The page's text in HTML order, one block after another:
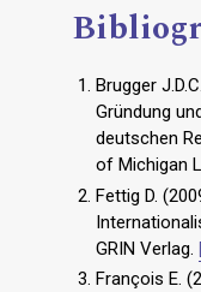
Brugger
Gründung
deutschen
of Michigan
Fettig D.
GRIN Verlag.
François E.